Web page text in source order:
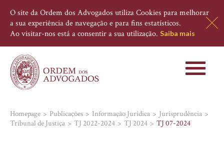
O site da Ordem dos Advogados utiliza Cookies para melhorar
a sua experiência de navegação e para fins estatísticos.
Ao visitar-nos está a consentir a sua utilização. Saiba mais
Toggle
Homepage Publicações Informação Jurídica
Jurisprudência
Tribunal de Justiça
TJ 2022-2024 TJ 2024 TJ 07-2024